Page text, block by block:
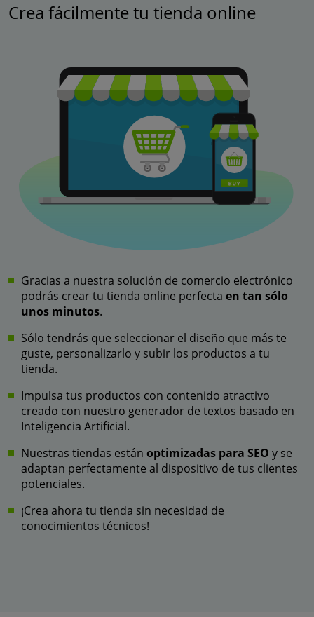
Crea fácilmente tu tienda online
Gracias a nuestra solución de comercio electrónico
podrás crear tu tienda online perfecta en tan sólo
unos minutos.
Sólo tendrás que seleccionar el diseño que más te
guste, personalizarlo y subir los productos a tu
tienda.
Impulsa tus productos con contenido atractivo
creado con nuestro generador de textos basado en
Inteligencia Artificial.
Nuestras tiendas están optimizadas para SEO y se
adaptan perfectamente al dispositivo de tus clientes
potenciales.
¡Crea ahora tu tienda sin necesidad de
conocimientos técnicos!